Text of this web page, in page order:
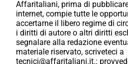
Affaritaliani, prima di
internet, compie tutte le
accertarne il libero regime di
i diritti di autore o altri diritti
segnalare alla redazione
materiale riservato, scriveteci a
tecnici@affaritaliani.it.: